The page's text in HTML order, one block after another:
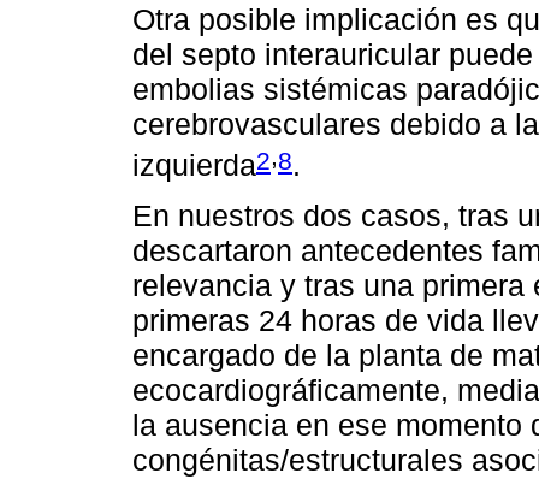
Otra posible implicación es
del septo interauricular
embolias sistémicas
cerebrovasculares debido a
izquierda2 8.
En nuestros dos casos, tras
descartaron antecedentes
relevancia y tras una
primeras 24 horas de vida
encargado de la planta de
ecocardiográficamente,
la ausencia en ese momento
congénitas/estructurales